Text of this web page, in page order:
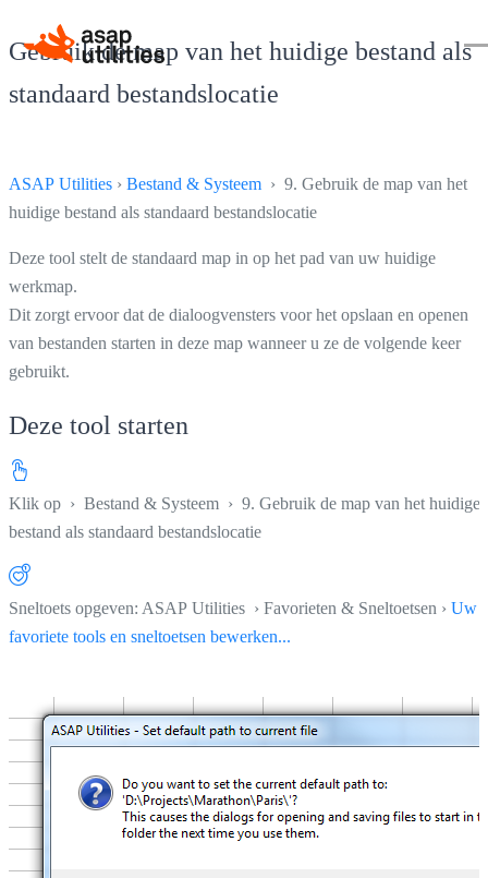
Gebruik de map van het huidige bestand als
standaard bestandslocatie
ASAP Utilities › Bestand & Systeem › 9. Gebruik de map van het
huidige bestand als standaard bestandslocatie
Deze tool stelt de standaard map in op het pad van uw huidige
werkmap.
Dit zorgt ervoor dat de dialoogvensters voor het opslaan en openen
van bestanden starten in deze map wanneer u ze de volgende keer
gebruikt.
Deze tool starten
Klik op › Bestand & Systeem › 9. Gebruik de map van het huidige
bestand als standaard bestandslocatie
Sneltoets opgeven: ASAP Utilities › Favorieten & Sneltoetsen › Uw
favoriete tools en sneltoetsen bewerken...